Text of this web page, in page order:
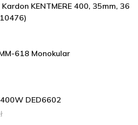
KENTMERE 400, 35mm, 36
618 Monokular
DED6602